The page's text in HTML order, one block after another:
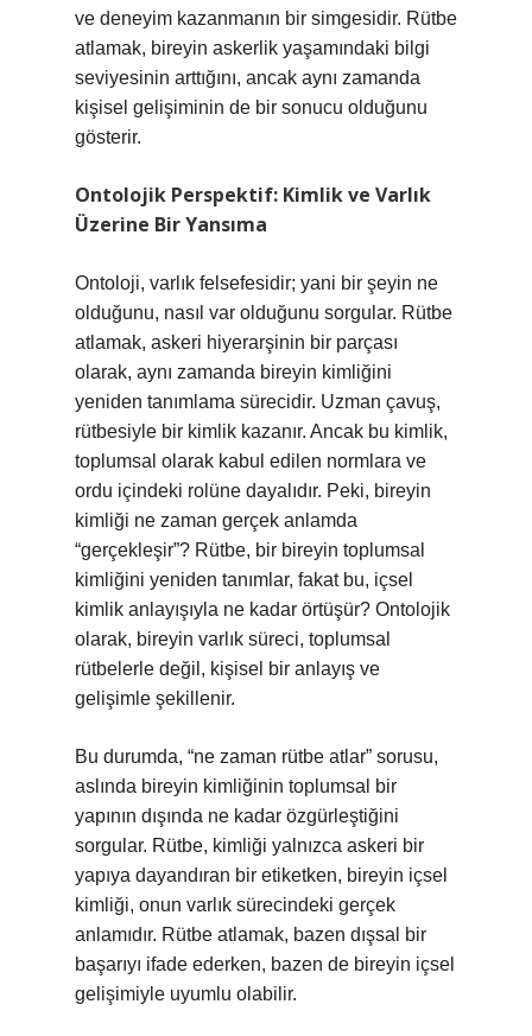
ve deneyim kazanmanın bir simgesidir. Rütbe
atlamak, bireyin askerlik yaşamındaki bilgi
seviyesinin arttığını, ancak aynı zamanda
kişisel gelişiminin de bir sonucu olduğunu
gösterir.
Ontolojik Perspektif: Kimlik ve Varlık
Üzerine Bir Yansıma
Ontoloji, varlık felsefesidir; yani bir şeyin ne
olduğunu, nasıl var olduğunu sorgular. Rütbe
atlamak, askeri hiyerarşinin bir parçası
olarak, aynı zamanda bireyin kimliğini
yeniden tanımlama sürecidir. Uzman çavuş,
rütbesiyle bir kimlik kazanır. Ancak bu kimlik,
toplumsal olarak kabul edilen normlara ve
ordu içindeki rolüne dayalıdır. Peki, bireyin
kimliği ne zaman gerçek anlamda
“gerçekleşir”? Rütbe, bir bireyin toplumsal
kimliğini yeniden tanımlar, fakat bu, içsel
kimlik anlayışıyla ne kadar örtüşür? Ontolojik
olarak, bireyin varlık süreci, toplumsal
rütbelerle değil, kişisel bir anlayış ve
gelişimle şekillenir.
Bu durumda, “ne zaman rütbe atlar” sorusu,
aslında bireyin kimliğinin toplumsal bir
yapının dışında ne kadar özgürleştiğini
sorgular. Rütbe, kimliği yalnızca askeri bir
yapıya dayandıran bir etiketken, bireyin içsel
kimliği, onun varlık sürecindeki gerçek
anlamıdır. Rütbe atlamak, bazen dışsal bir
başarıyı ifade ederken, bazen de bireyin içsel
gelişimiyle uyumlu olabilir.